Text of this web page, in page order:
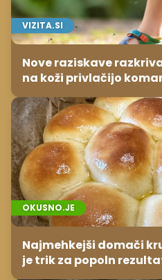
VIZITA.SI
Nove raziskave
na koži privlačijo
OKUSNO.JE
Najmehkejši domači
je trik za popoln